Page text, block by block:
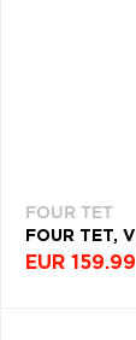
FOUR TET
EUR 159.99